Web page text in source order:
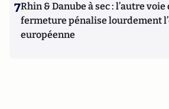
7Rhin & Danube à sec : l’autre voie
fermeture pénalise lourdement
européenne